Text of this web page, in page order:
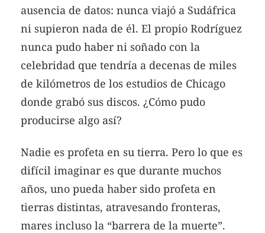
ausencia de datos: nunca viajó a Sudáfrica
ni supieron nada de él. El propio Rodríguez
nunca pudo haber ni soñado con la
celebridad que tendría a decenas de miles
de kilómetros de los estudios de Chicago
donde grabó sus discos. ¿Cómo pudo
producirse algo así?
Nadie es profeta en su tierra. Pero lo que es
difícil imaginar es que durante muchos
años, uno pueda haber sido profeta en
tierras distintas, atravesando fronteras,
mares incluso la “barrera de la muerte”.